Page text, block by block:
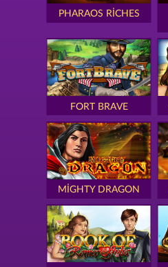
PHARAOS RICHES
FORT BRAVE
MIGHTY DRAGON